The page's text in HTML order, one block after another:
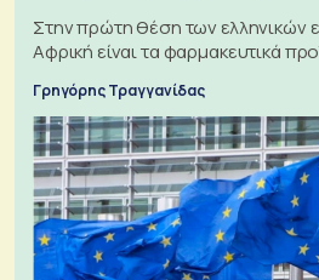
Στην πρώτη θέση των ελληνικών
Αφρική είναι τα φαρμακευτικά
Γρηγόρης Τραγγανίδας